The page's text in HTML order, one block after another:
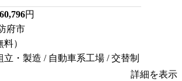
円
府市
）
立・製造 / 自動車系工場 / 交替制
詳細を表示